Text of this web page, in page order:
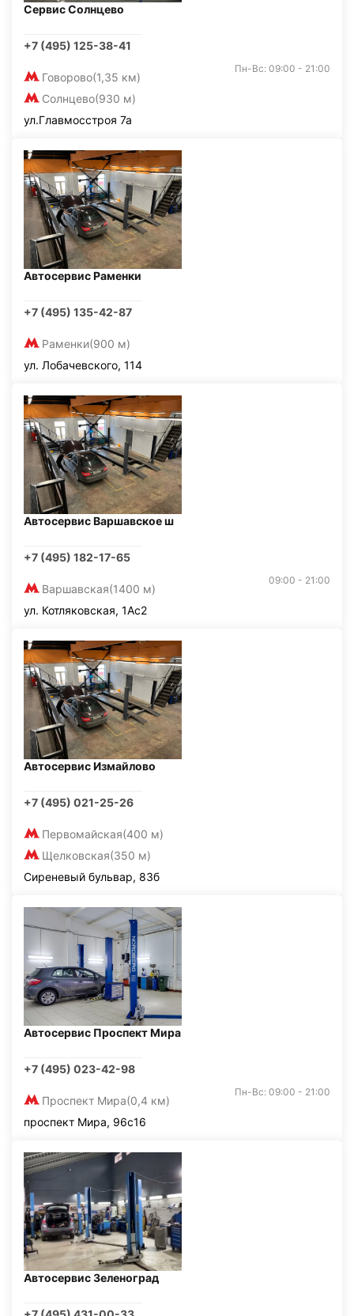
Сервис Солнцево
+7 (495) 125-38-41
Говорово(1,35 км)
Солнцево(930 м)
Пн-Вс: 09:00 - 21:00
ул.Главмосстроя 7а
Автосервис Раменки
+7 (495) 135-42-87
Раменки(900 м)
ул. Лобачевского, 114
Автосервис Варшавское ш
+7 (495) 182-17-65
Варшавская(1400 м)
09:00 - 21:00
ул. Котляковская, 1Ас2
Автосервис Измайлово
+7 (495) 021-25-26
Первомайская(400 м)
Щелковская(350 м)
Сиреневый бульвар, 83б
Автосервис Проспект Мира
+7 (495) 023-42-98
Проспект Мира(0,4 км)
Пн-Вс: 09:00 - 21:00
проспект Мира, 96с16
Автосервис Зеленоград